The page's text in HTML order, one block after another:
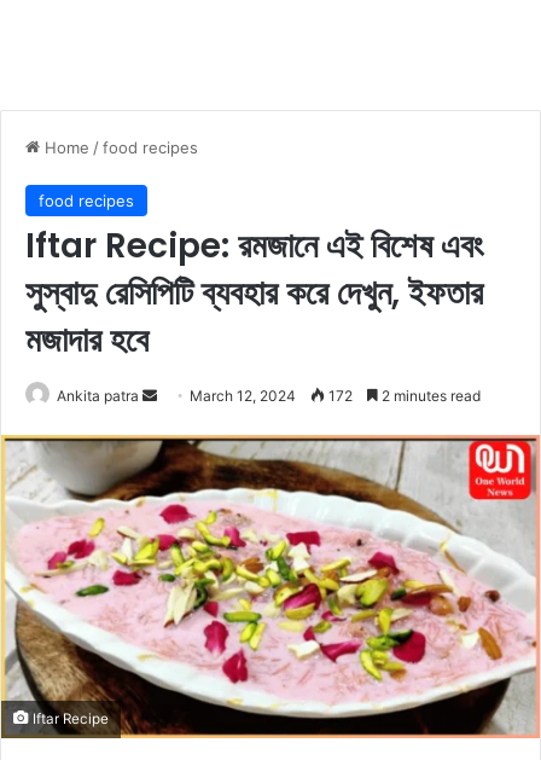
Home /food recipes
food recipes
Iftar Recipe: রমজানে এই বিশেষ এবং
সুস্বাদু রেসিপিটি ব্যবহার করে দেখুন, ইফতার
মজাদার হবে
Ankita patra
n
d
a
n
e
m
a
i
l
March 12, 2024 172 2 minutes read
Iftar Recipe